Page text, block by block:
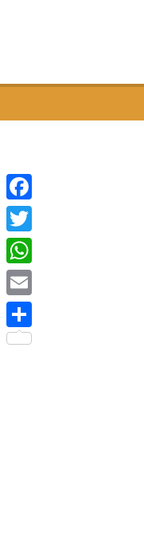
Facebook
Twitter
WhatsApp
Email
Compartir